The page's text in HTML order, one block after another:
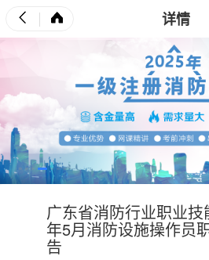
详情
广东省消防行业职业
年5月消防设施操作员
告